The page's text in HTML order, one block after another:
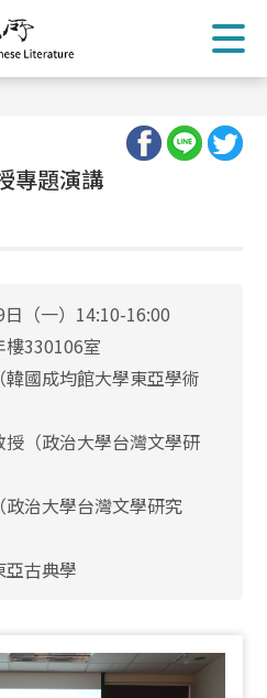
專題演講
（一）14:10-16:00
330106室
國成均館大學東亞學術
（政治大學台灣文學研
治大學台灣文學研究
古典學